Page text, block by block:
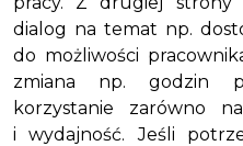
dialog na temat np.
do możliwości
zmiana np. godzin
korzystanie zarówno
i wydajność. Jeśli